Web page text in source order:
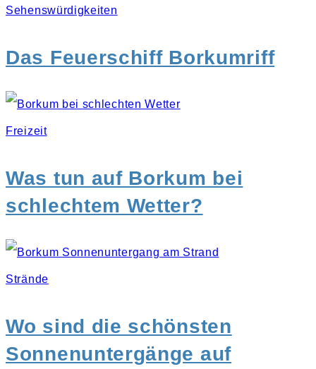
Sehenswürdigkeiten
Das Feuerschiff Borkumriff
Freizeit
Was tun auf Borkum bei
schlechtem Wetter?
Strände
Wo sind die schönsten
Sonnenuntergänge auf